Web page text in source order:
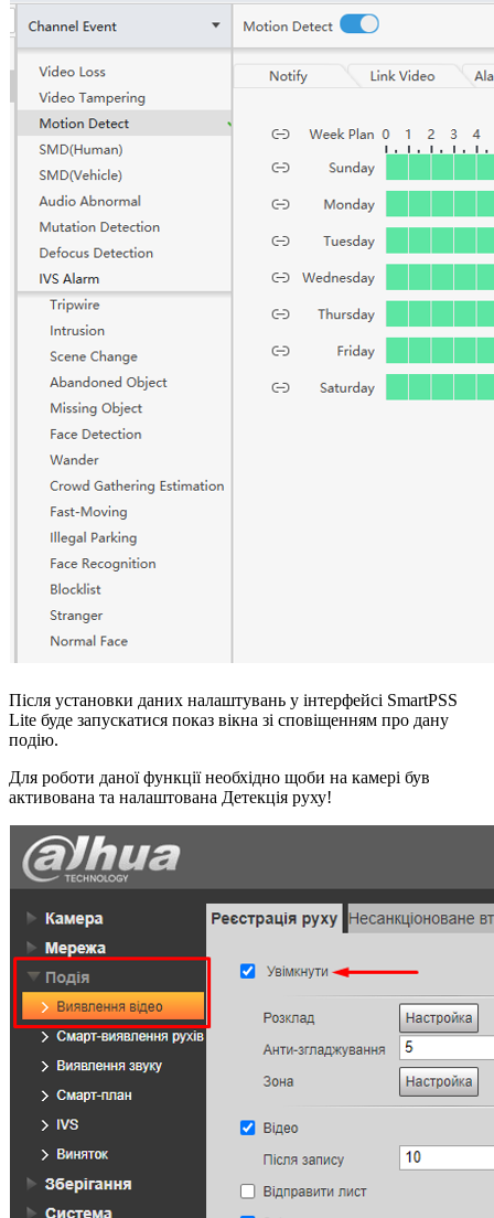
Після установки даних налаштувань у інтерфейсі SmartPSS
Lite буде запускатися показ вікна зі сповіщенням про дану
подію.
Для роботи даної функції необхідно щоби на камері був
активована та налаштована Детекція руху!